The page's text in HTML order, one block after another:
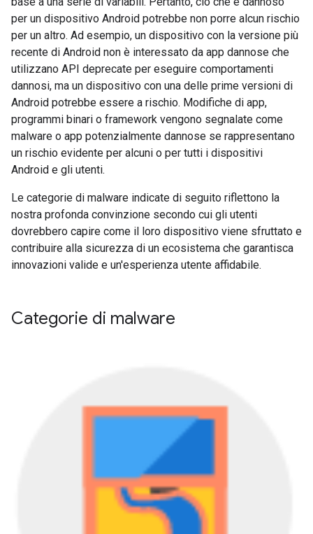
per un dispositivo Android potrebbe non porre alcun rischio
per un altro. Ad esempio, un dispositivo con la versione più
recente di Android non è interessato da app dannose che
utilizzano API deprecate per eseguire comportamenti
dannosi, ma un dispositivo con una delle prime versioni di
Android potrebbe essere a rischio. Modifiche di app,
programmi binari o framework vengono segnalate come
malware o app potenzialmente dannose se rappresentano
un rischio evidente per alcuni o per tutti i dispositivi
Android e gli utenti.
Le categorie di malware indicate di seguito riflettono la
nostra profonda convinzione secondo cui gli utenti
dovrebbero capire come il loro dispositivo viene sfruttato e
contribuire alla sicurezza di un ecosistema che garantisca
innovazioni valide e un'esperienza utente affidabile.
Categorie di malware